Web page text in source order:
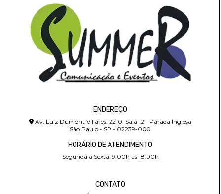
ENDEREÇO
Av. Luiz Dumont Villares, 2210, Sala 12 - Parada Inglesa
São Paulo - SP - 02239-000
HORÁRIO DE ATENDIMENTO
Segunda à Sexta: 9:00h às 18:00h
CONTATO